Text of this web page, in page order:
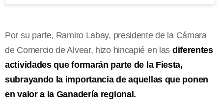
Por su parte, Ramiro Labay, presidente de la Cámara
de Comercio de Alvear, hizo hincapié en las diferentes
actividades que formarán parte de la Fiesta,
subrayando la importancia de aquellas que ponen
en valor a la Ganadería regional.